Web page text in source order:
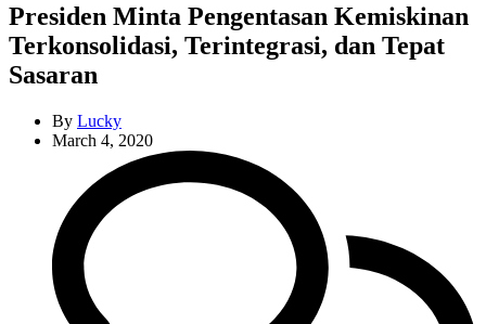
Presiden Minta Pengentasan Kemiskinan
Terkonsolidasi, Terintegrasi, dan Tepat
Sasaran
By Lucky
March 4, 2020